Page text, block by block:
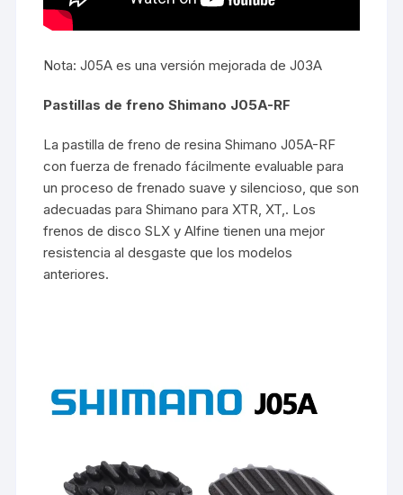
Nota: J05A es una versión mejorada de J03A
Pastillas de freno Shimano J05A-RF
La pastilla de freno de resina Shimano J05A-RF
con fuerza de frenado fácilmente evaluable para
un proceso de frenado suave y silencioso, que son
adecuadas para Shimano para XTR, XT,. Los
frenos de disco SLX y Alfine tienen una mejor
resistencia al desgaste que los modelos
anteriores.